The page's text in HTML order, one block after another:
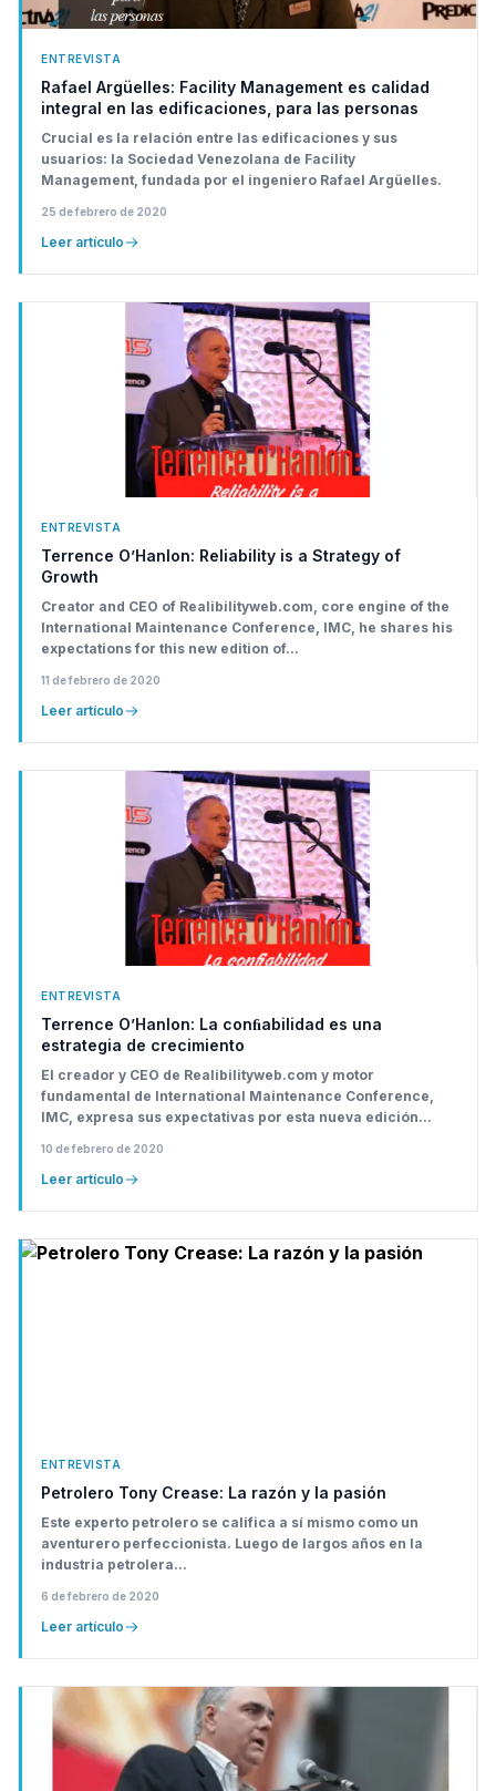
ENTREVISTA
Rafael Argüelles: Facility Management es calidad
integral en las edificaciones, para las personas
Crucial es la relación entre las edificaciones y sus
usuarios: la Sociedad Venezolana de Facility
Management, fundada por el ingeniero Rafael Argüelles.
25 de febrero de 2020
Leer artículo
ENTREVISTA
Terrence O’Hanlon: Reliability is a Strategy of
Growth
Creator and CEO of Realibilityweb.com, core engine of the
International Maintenance Conference, IMC, he shares his
expectations for this new edition of...
11 de febrero de 2020
Leer artículo
ENTREVISTA
Terrence O’Hanlon: La conﬁabilidad es una
estrategia de crecimiento
El creador y CEO de Realibilityweb.com y motor
fundamental de International Maintenance Conference,
IMC, expresa sus expectativas por esta nueva edición...
10 de febrero de 2020
Leer artículo
ENTREVISTA
Petrolero Tony Crease: La razón y la pasión
Este experto petrolero se califica a sí mismo como un
aventurero perfeccionista. Luego de largos años en la
industria petrolera...
6 de febrero de 2020
Leer artículo